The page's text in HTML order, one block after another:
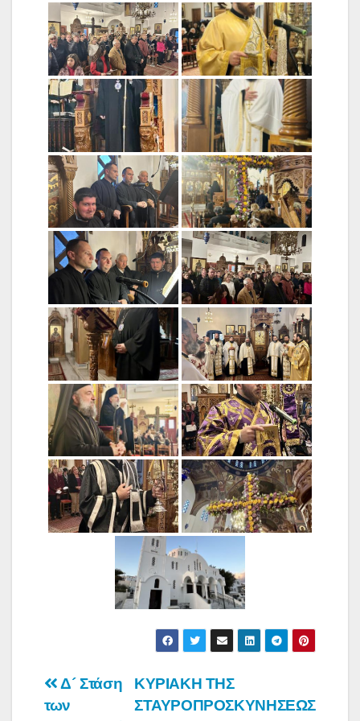
ΠλοήγησηΚΥΡΙΑΚΗ ΤΗΣ
ΣΤΑΥΡΟΠΡΟΣΚΥΝΗΣΕΩΣ
Δ´ Στάση
των